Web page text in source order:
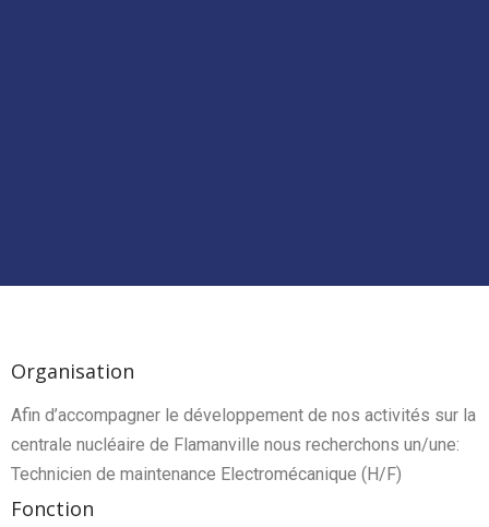
Organisation
Afin d’accompagner le développement de nos activités sur la
centrale nucléaire de Flamanville nous recherchons un/une:
Technicien de maintenance Electromécanique (H/F)
Fonction